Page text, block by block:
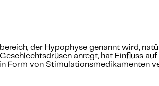
der Hypophyse genannt wird,
anregt, hat Einfluss
Form von Stimulationsmedikamenten